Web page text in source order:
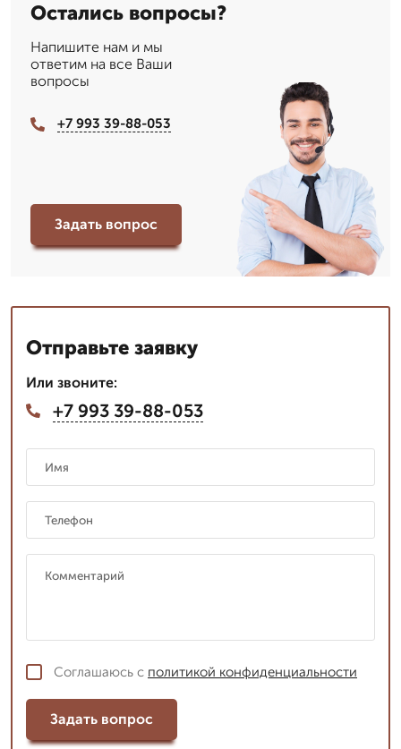
Остались вопросы?
Напишите нам и мы
ответим на все Ваши
вопросы
+7 993 39-88-053
Задать вопрос
Отправьте заявку
Или звоните:
+7 993 39-88-053
Соглашаюсь с политикой конфиденциальности
Задать вопрос